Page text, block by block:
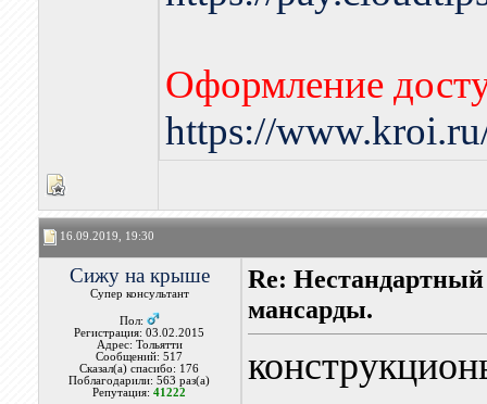
Оформление
https://
16.09.2019, 19:30
Сижу на крыше
Супер консультант
Пол:
Регистрация: 03.02.2015
Адрес: Тольятти
Сообщений: 517
Сказал(а) спасибо: 176
Поблагодарили: 563 раз(а)
Репутация:41222
Re:
мансарды.